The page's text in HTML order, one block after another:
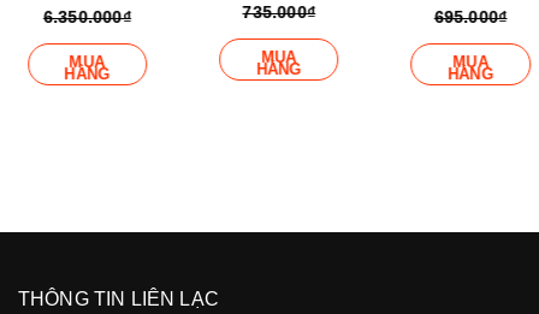
6.350.000₫
MUA
HÀNG
735.000₫
MUA
HÀNG
695.000₫
MUA
HÀNG
THÔNG TIN LIÊN LẠC